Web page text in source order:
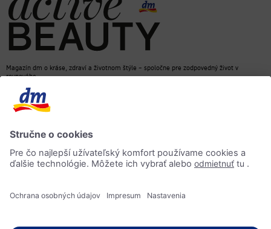
Magazín dm o kráse, zdraví a životnom štýle – spoločne pre zodpovedný život v
rovnováhe